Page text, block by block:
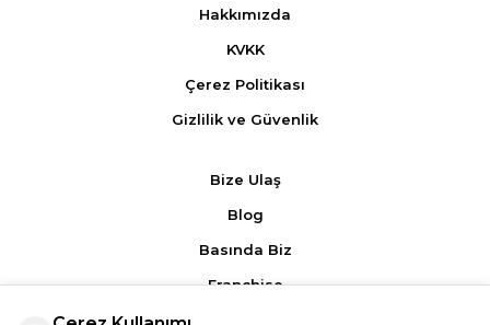
Hakkımızda
KVKK
Çerez Politikası
Gizlilik ve Güvenlik
Bize Ulaş
Blog
Basında Biz
Franchise